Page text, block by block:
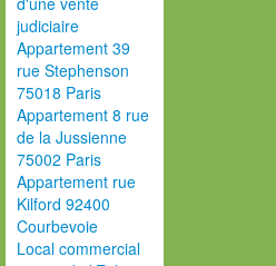
judiciaire
Appartement 39
rue Stephenson
75018 Paris
Appartement 8 rue
de la Jussienne
75002 Paris
Appartement rue
Kilford 92400
Courbevoie
Local commercial